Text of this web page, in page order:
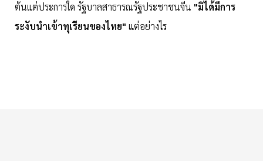
ต้นแต่ประการใด รัฐบาลสาธารณรัฐประชาชนจีน "มิได้มีการ
ระงับนำเข้าทุเรียนของไทย" แต่อย่างไร